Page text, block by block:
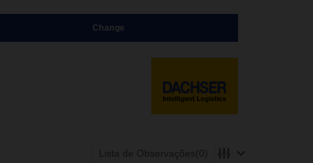
Change
Lista de Observações (0)